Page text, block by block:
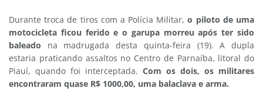
Durante troca de tiros com a Polícia Militar,o piloto de uma
motocicleta ficou ferido e o garupa morreu após ter sido
baleado na madrugada desta quinta-feira (19). A dupla
estaria praticando assaltos no Centro de Parnaíba, litoral do
Piauí, quando foi interceptada. Com os dois, os militares
encontraram quase R$ 1000,00, uma balaclava e arma.